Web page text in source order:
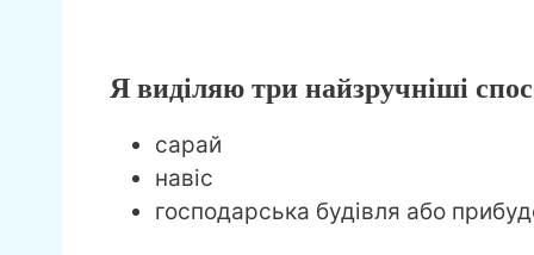
Я виділяю три найзручніші
сарай
навіс
господарська будівля або